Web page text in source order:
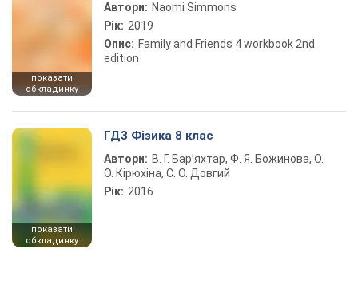
показати
обкладинку
Автори: Naomi Simmons
Рік: 2019
Опис: Family and Friends 4 workbook 2nd
edition
показати
обкладинку
ГДЗ Фізика 8 клас
Автори: В. Г. Бар’яхтар, Ф. Я. Божинова, О.
О. Кірюхіна, С. О. Довгий
Рік: 2016